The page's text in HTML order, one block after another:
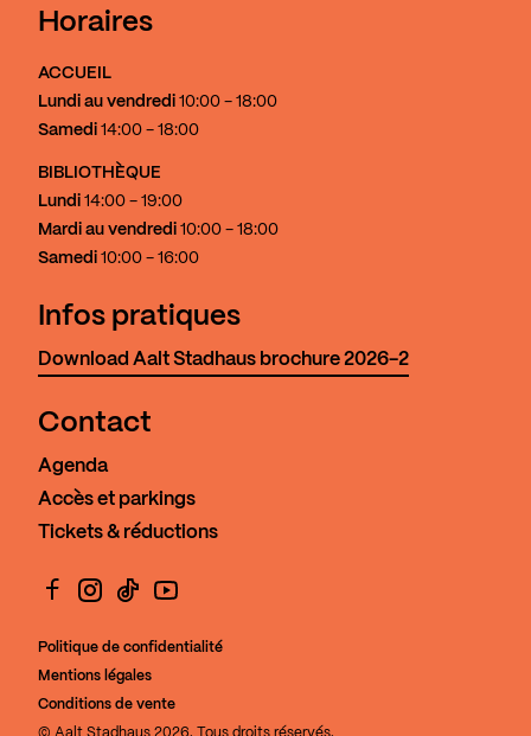
Horaires
ACCUEIL
Lundi au vendredi 10:00 - 18:00
Samedi 14:00 - 18:00
BIBLIOTHÈQUE
Lundi 14:00 - 19:00
Mardi au vendredi 10:00 - 18:00
Samedi 10:00 - 16:00
Infos pratiques
Download Aalt Stadhaus brochure 2026-2
Contact
Agenda
Accès et parkings
Tickets & réductions
Politique de confidentialité
Mentions légales
Conditions de vente